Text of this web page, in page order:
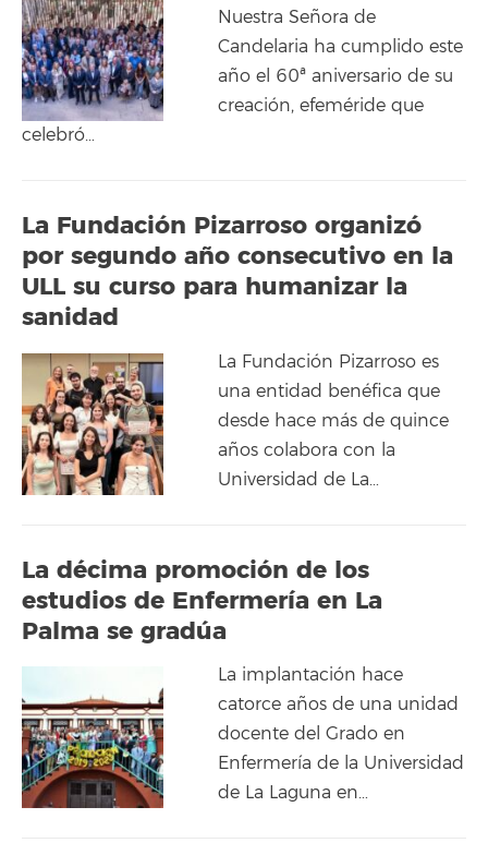
Nuestra Señora de
Candelaria ha cumplido este
año el 60ª aniversario de su
creación, efeméride que
celebró…
La Fundación Pizarroso organizó
por segundo año consecutivo en la
ULL su curso para humanizar la
sanidad
La Fundación Pizarroso es
una entidad benéfica que
desde hace más de quince
años colabora con la
Universidad de La…
La décima promoción de los
estudios de Enfermería en La
Palma se gradúa
La implantación hace
catorce años de una unidad
docente del Grado en
Enfermería de la Universidad
de La Laguna en…